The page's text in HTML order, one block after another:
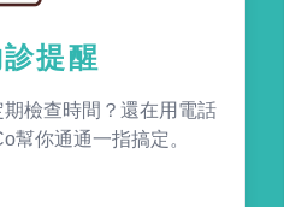
提醒
檢查時間？還在用電話
幫你通通一指搞定。